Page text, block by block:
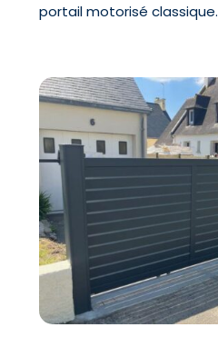
portail motorisé classique.